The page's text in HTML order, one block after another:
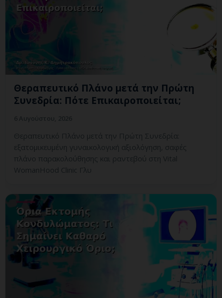
Θεραπευτικό Πλάνο μετά την Πρώτη
Συνεδρία: Πότε Επικαιροποιείται;
Θεραπευτικό Πλάνο μετά την Πρώτη Συνεδρία:
εξατομικευμένη γυναικολογική αξιολόγηση, σαφές
πλάνο παρακολούθησης και ραντεβού στη Vital
WomanHood Clinic Γλυ